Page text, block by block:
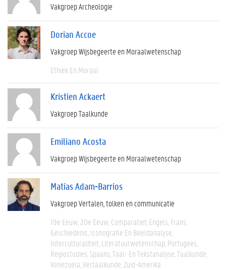
Vakgroep Archeologie
Dorian Accoe
Vakgroep Wijsbegeerte en Moraalwetenschap
Ethiek En Moraal
Kristien Ackaert
Vakgroep Taalkunde
Emiliano Acosta
Vakgroep Wijsbegeerte en Moraalwetenschap
Matías Adam-Barrios
Vakgroep Vertalen, tolken en communicatie
19e Eeuw 20e Eeuw Comparatief Engels Frans
Geschiedenis Iconografie En Beeldanalyse
Interculturaliteit Literatuurwetenschap Portugees
Regiostudies Spaans Taal- En Tekstanalyse Taalkunde
Venezuela Vertaalkunde Zuid-Amerika